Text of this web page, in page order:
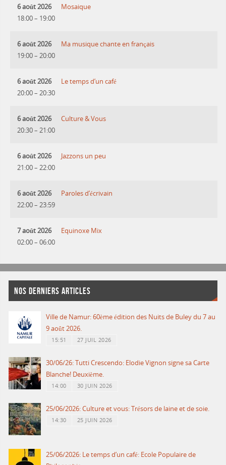
6 août 2026
18:00– 19:00
Mosaique
6 août 2026
19:00– 20:00
Ma musique chante en français
6 août 2026
20:00– 20:30
Le temps d’un café
6 août 2026
20:30– 21:00
Culture & Vous
6 août 2026
21:00– 22:00
Jazzons un peu
6 août 2026
22:00– 23:59
Paroles d’écrivain
7 août 2026
02:00– 06:00
Equinoxe Mix
NOS DERNIERS ARTICLES
Ville de Namur: 60ème édition des Nuits de Buley du 7 au
9 août 2026.
15:51 27 JUIL 2026
30/06/26: Tutti Crescendo: Elodie Vignon signe sa Carte
Blanche! Deuxième.
14:00 30 JUIN 2026
25/06/2026: Culture et vous: Trésors de laine et de soie.
14:30 25 JUIN 2026
25/06/2026: Le temps d’un café: Ecole Populaire de